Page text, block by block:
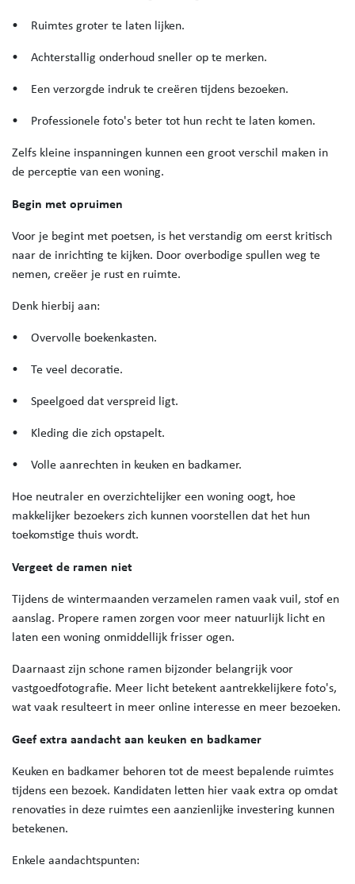
• Ruimtes groter te laten lijken.
• Achterstallig onderhoud sneller op te merken.
• Een verzorgde indruk te creëren tijdens bezoeken.
• Professionele foto's beter tot hun recht te laten komen.
Zelfs kleine inspanningen kunnen een groot verschil maken in
de perceptie van een woning.
Begin met opruimen
Voor je begint met poetsen, is het verstandig om eerst kritisch
naar de inrichting te kijken. Door overbodige spullen weg te
nemen, creëer je rust en ruimte.
Denk hierbij aan:
• Overvolle boekenkasten.
• Te veel decoratie.
• Speelgoed dat verspreid ligt.
• Kleding die zich opstapelt.
• Volle aanrechten in keuken en badkamer.
Hoe neutraler en overzichtelijker een woning oogt, hoe
makkelijker bezoekers zich kunnen voorstellen dat het hun
toekomstige thuis wordt.
Vergeet de ramen niet
Tijdens de wintermaanden verzamelen ramen vaak vuil, stof en
aanslag. Propere ramen zorgen voor meer natuurlijk licht en
laten een woning onmiddellijk frisser ogen.
Daarnaast zijn schone ramen bijzonder belangrijk voor
vastgoedfotografie. Meer licht betekent aantrekkelijkere foto's,
wat vaak resulteert in meer online interesse en meer bezoeken.
Geef extra aandacht aan keuken en badkamer
Keuken en badkamer behoren tot de meest bepalende ruimtes
tijdens een bezoek. Kandidaten letten hier vaak extra op omdat
renovaties in deze ruimtes een aanzienlijke investering kunnen
betekenen.
Enkele aandachtspunten: